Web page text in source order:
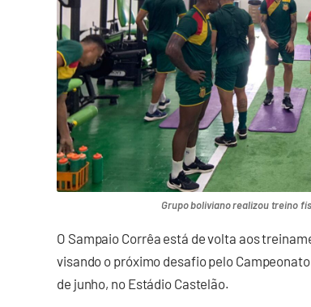
Grupo boliviano realizou treino
O Sampaio Corrêa está de volta aos
visando o próximo desafio pelo
de junho, no Estádio Castelão.